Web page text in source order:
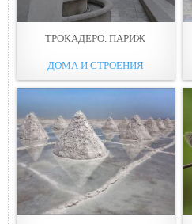
ТРОКАДЕРО. ПАРИЖ
ДОМА И СТРОЕНИЯ